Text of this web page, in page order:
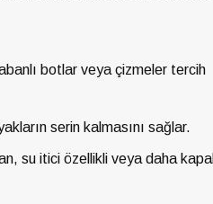
botlar veya çizmeler tercih
serin kalmasını sağlar.
su itici özellikli veya daha